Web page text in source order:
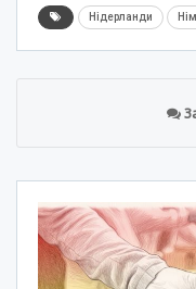
Нідерланди